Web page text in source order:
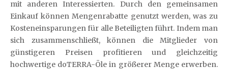
mit anderen Interessierten. Durch den gemeinsamen
Einkauf können Mengenrabatte genutzt werden, was zu
Kosteneinsparungen für alle Beteiligten führt. Indem man
sich zusammenschließt, können die Mitglieder von
günstigeren Preisen profitieren und gleichzeitig
hochwertige doTERRA-Öle in größerer Menge erwerben.